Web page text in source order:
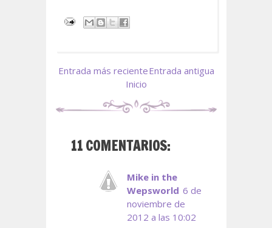
Entrada más recienteEntrada antigua
Inicio
11 COMENTARIOS:
Mike in the
Wepsworld 6 de
noviembre de
2012 a las 10:02